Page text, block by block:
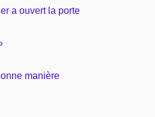
passage
de lecture
a ouvert la porte
manière